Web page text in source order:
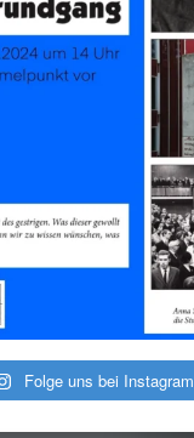
Folge uns bei Instagram